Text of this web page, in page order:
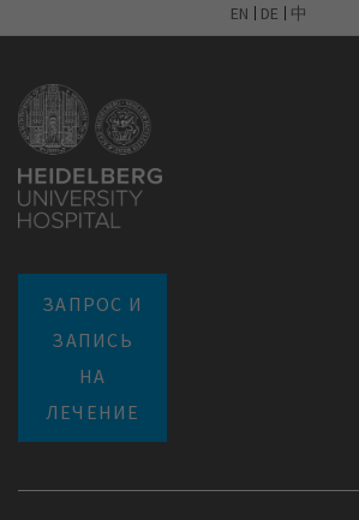
EN DE 中
ЗАПРОС И
ЗАПИСЬ
НА
ЛЕЧЕНИЕ